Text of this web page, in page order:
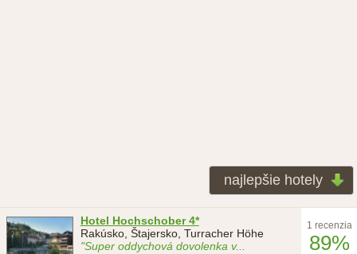
najlepšie hotely
Hotel Hochschober 4*
Rakúsko, Štajersko, Turracher Höhe
"Super oddychová dovolenka v...
1 recenzia
89%